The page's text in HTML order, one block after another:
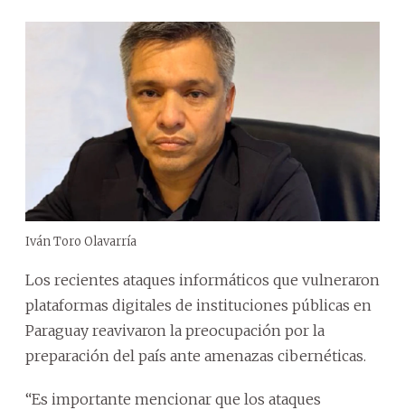
Iván Toro Olavarría
Los recientes ataques informáticos que vulneraron
plataformas digitales de instituciones públicas en
Paraguay reavivaron la preocupación por la
preparación del país ante amenazas cibernéticas.
“Es importante mencionar que los ataques